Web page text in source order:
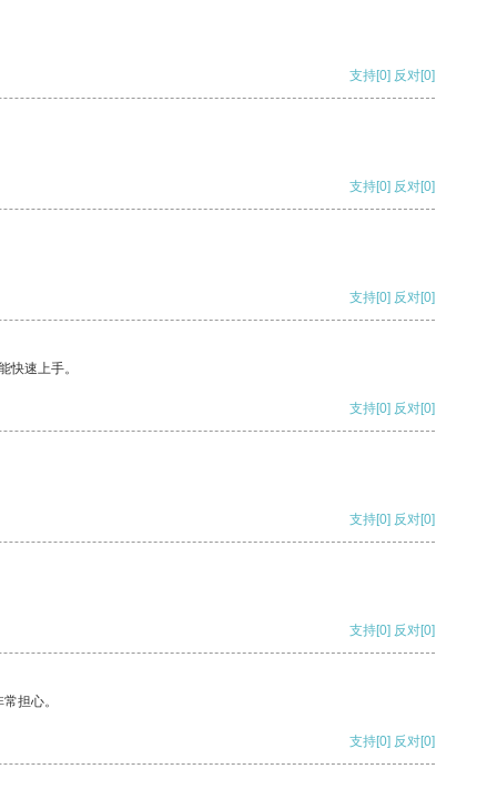
支持[0] 反对[0]
支持[0] 反对[0]
支持[0] 反对[0]
快速上手。
支持[0] 反对[0]
支持[0] 反对[0]
支持[0] 反对[0]
担心。
支持[0] 反对[0]